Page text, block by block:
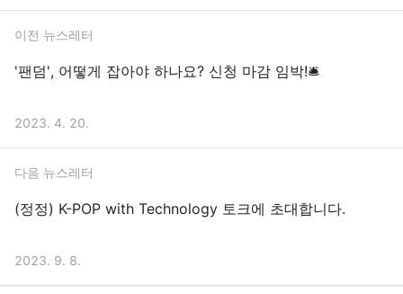
이전 뉴스레터
'팬덤', 어떻게 잡아야 하나요? 신청 마감 임박!🛎
2023. 4. 20.
다음 뉴스레터
(정정) K-POP with Technology 토크에 초대합니다.
2023. 9. 8.